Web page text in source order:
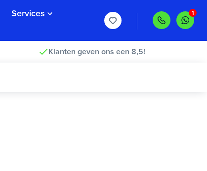
Services
Klanten geven ons een 8,5!